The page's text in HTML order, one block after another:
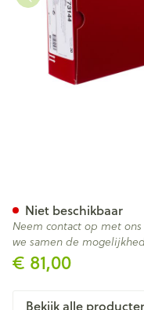
€ 81,00
Niet beschikbaar
Neem contact op met
we samen de
Bekijk alle